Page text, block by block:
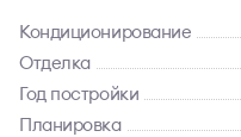
Кондиционирование
Отделка
Год постройки
Планировка